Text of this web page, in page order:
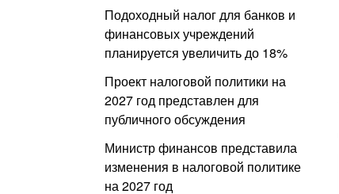
Подоходный налог для банков и
финансовых учреждений
планируется увеличить до 18%
Проект налоговой политики на
2027 год представлен для
публичного обсуждения
Министр финансов представила
изменения в налоговой политике
на 2027 год